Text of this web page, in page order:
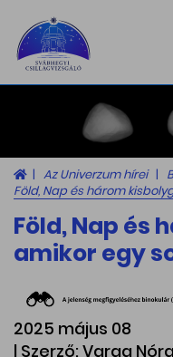
Az Univerzum hírei
Föld, Nap és három
Föld, Nap és
amikor egy
2025 május 08
| Szerző: Varga